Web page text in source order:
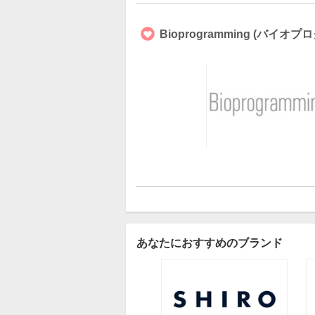
Bioprogramming (バイオプロ
あなたにおすすめのブランド